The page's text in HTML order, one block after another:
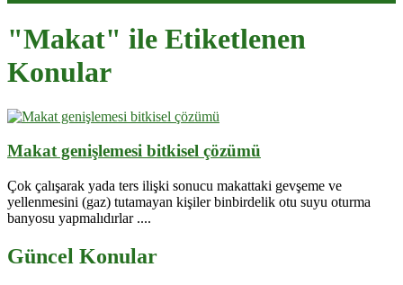
"Makat" ile Etiketlenen
Konular
Makat genişlemesi bitkisel çözümü
Çok çalışarak yada ters ilişki sonucu makattaki gevşeme ve
yellenmesini (gaz) tutamayan kişiler binbirdelik otu suyu oturma
banyosu yapmalıdırlar ....
Güncel Konular